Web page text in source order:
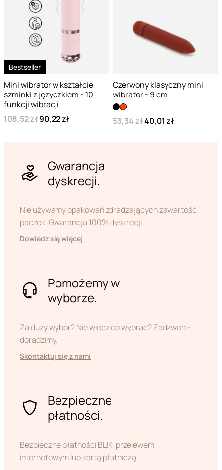
Bestseller
Mini wibrator w kształcie
szminki z języczkiem - 10
funkcji wibracji
108,52 zł90,22 zł
Czerwony klasyczny mini
wibrator - 9 cm
53,34 zł40,01 zł
Gwarancja
dyskrecji.
Nie używamy opakowań zdradzających zawartość
paczek. Gwarancja 100% dyskrecji.
Dowiedz się więcej
Pomożemy w
wyborze.
Za duży wybór? Nie wiecz co wybrać? Zadzwoń -
doradzimy.
Skontaktuj się z nami
Bezpieczne
płatności.
Bezpieczne płatności BLIK, przelewem
internetowym lub kartą płatniczą.